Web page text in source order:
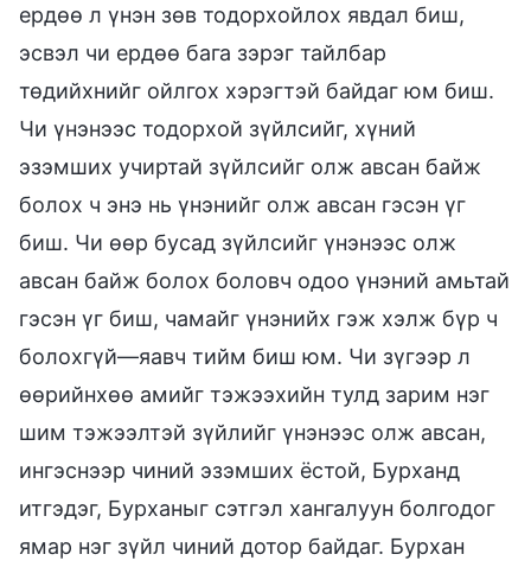
ердөө л үнэн зөв тодорхойлох явдал биш,
эсвэл чи ердөө бага зэрэг тайлбар
төдийхнийг ойлгох хэрэгтэй байдаг юм биш.
Чи үнэнээс тодорхой зүйлсийг, хүний
эзэмших учиртай зүйлсийг олж авсан байж
болох ч энэ нь үнэнийг олж авсан гэсэн үг
биш. Чи өөр бусад зүйлсийг үнэнээс олж
авсан байж болох боловч одоо үнэний амьтай
гэсэн үг биш, чамайг үнэнийх гэж хэлж бүр ч
болохгүй—яавч тийм биш юм. Чи зүгээр л
өөрийнхөө амийг тэжээхийн тулд зарим нэг
шим тэжээлтэй зүйлийг үнэнээс олж авсан,
ингэснээр чиний эзэмших ёстой, Бурханд
итгэдэг, Бурханыг сэтгэл хангалуун болгодог
ямар нэг зүйл чиний дотор байдаг. Бурхан